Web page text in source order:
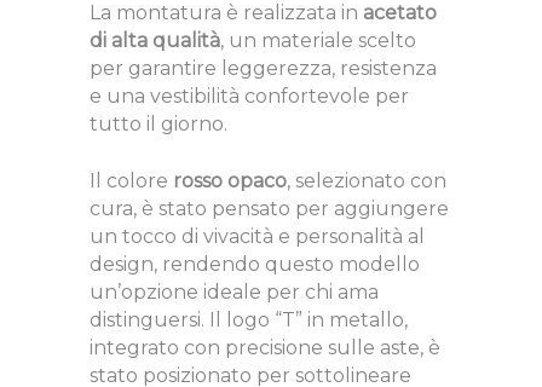
La montatura è realizzata in acetato
di alta qualità, un materiale scelto
per garantire leggerezza, resistenza
e una vestibilità confortevole per
tutto il giorno.
Il colore rosso opaco, selezionato con
cura, è stato pensato per aggiungere
un tocco di vivacità e personalità al
design, rendendo questo modello
un’opzione ideale per chi ama
distinguersi. Il logo “T” in metallo,
integrato con precisione sulle aste, è
stato posizionato per sottolineare